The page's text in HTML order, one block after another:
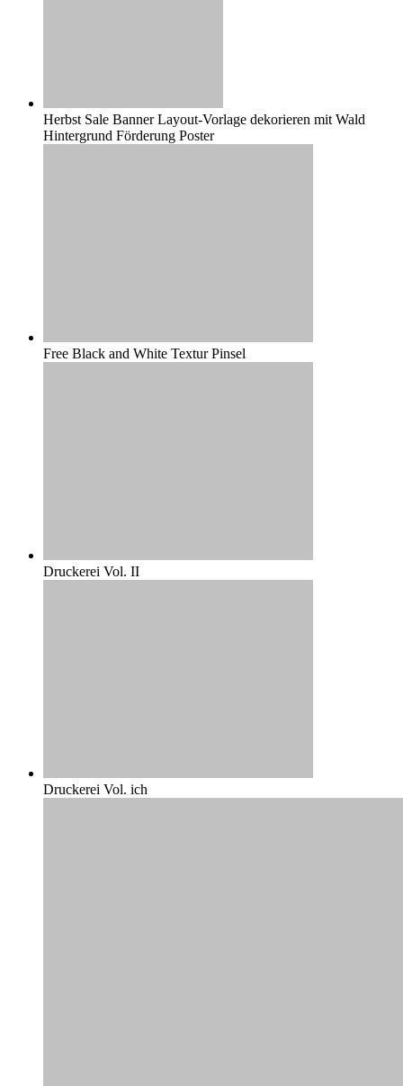
Herbst Sale Banner Layout-Vorlage dekorieren mit Wald
Hintergrund Förderung Poster
Free Black and White Textur Pinsel
Druckerei Vol. II
Druckerei Vol. ich